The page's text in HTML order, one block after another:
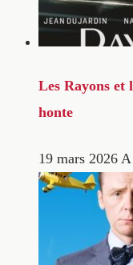
Les Rayons et
honte
19 mars 2026